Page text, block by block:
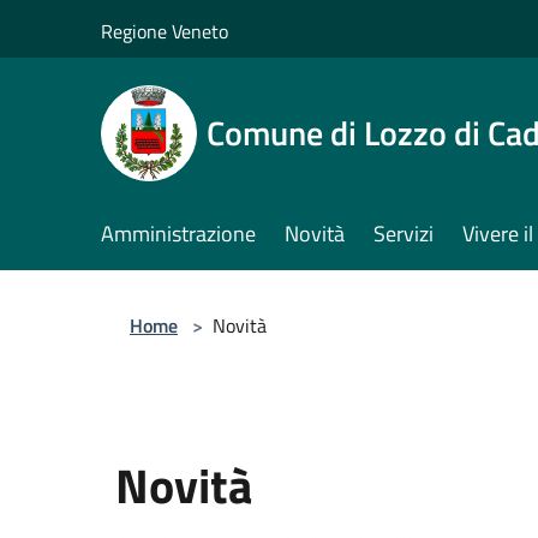
Regione Veneto
Comune di Lozzo di
Amministrazione Novità Servizi Vivere
Home > Novità
Novità